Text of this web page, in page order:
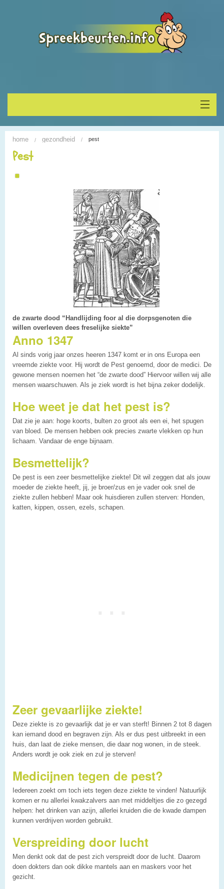
Home
Onderwerp vinden
Spreekbeurt houden
Alle Spreekbeurten
home gezondheid pest
Pest
de zwarte dood “Handlijding foor al die dorpsgenoten die
willen overleven dees freselijke siekte”
Anno 1347
Al sinds vorig jaar onzes heeren 1347 komt er in ons Europa een
vreemde ziekte voor. Hij wordt de Pest genoemd, door de medici. De
gewone mensen noemen het “de zwarte dood” Hiervoor willen wij alle
mensen waarschuwen. Als je ziek wordt is het bijna zeker dodelijk.
Hoe weet je dat het pest is?
Dat zie je aan: hoge koorts, bulten zo groot als een ei, het spugen
van bloed. De mensen hebben ook precies zwarte vlekken op hun
lichaam. Vandaar de enge bijnaam.
Besmettelijk?
De pest is een zeer besmettelijke ziekte! Dit wil zeggen dat als jouw
moeder de ziekte heeft, jij, je broer/zus en je vader ook snel de
ziekte zullen hebben! Maar ook huisdieren zullen sterven: Honden,
katten, kippen, ossen, ezels, schapen.
Zeer gevaarlijke ziekte!
Deze ziekte is zo gevaarlijk dat je er van sterft! Binnen 2 tot 8 dagen
kan iemand dood en begraven zijn. Als er dus pest uitbreekt in een
huis, dan laat de zieke mensen, die daar nog wonen, in de steek.
Anders wordt je ook ziek en zul je sterven!
Medicijnen tegen de pest?
Iedereen zoekt om toch iets tegen deze ziekte te vinden! Natuurlijk
komen er nu allerlei kwakzalvers aan met middeltjes die zo gezegd
helpen: het drinken van azijn, allerlei kruiden die de kwade dampen
kunnen verdrijven worden gebruikt.
Verspreiding door lucht
Men denkt ook dat de pest zich verspreidt door de lucht. Daarom
doen dokters dan ook dikke mantels aan en maskers voor het
gezicht.